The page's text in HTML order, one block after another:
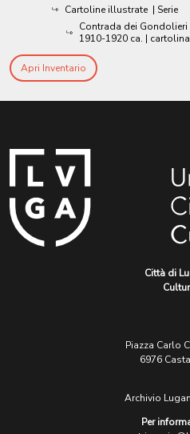
Cartoline illustrate | Serie
Contrada dei
1910-1920 ca. |
Apri Inventario
Città di
Piazza Carlo
6976
Archivio
Per